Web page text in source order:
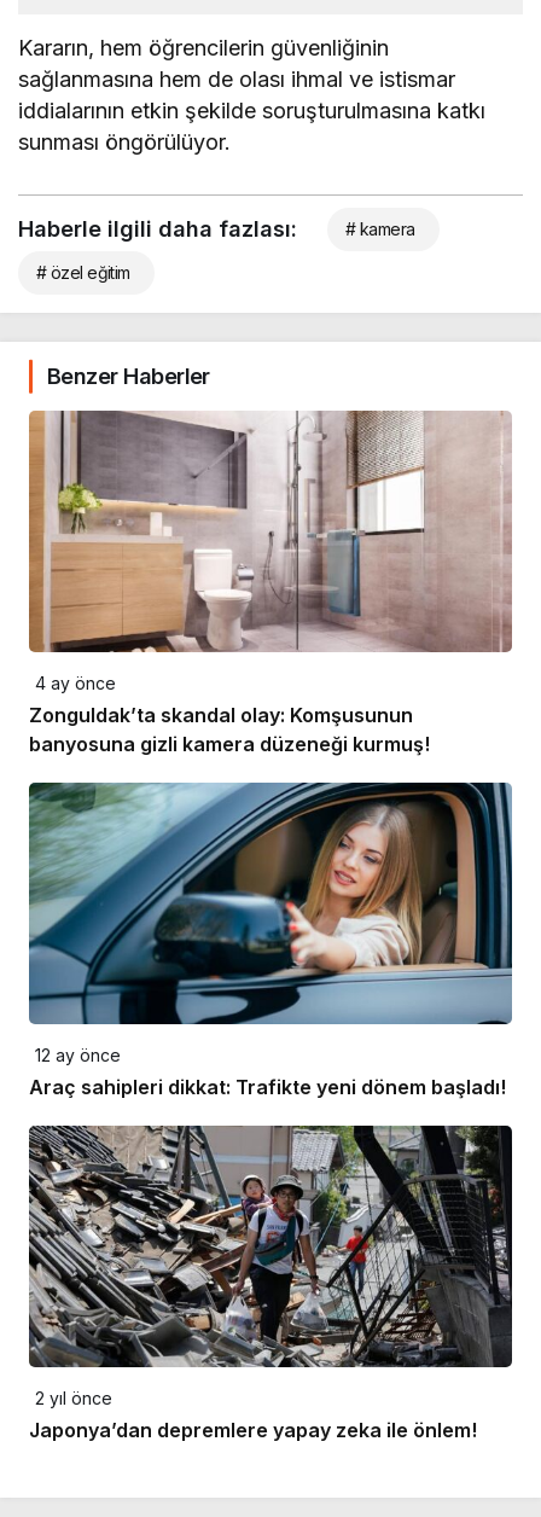
Kararın, hem öğrencilerin güvenliğinin
sağlanmasına hem de olası ihmal ve istismar
iddialarının etkin şekilde soruşturulmasına katkı
sunması öngörülüyor.
Haberle ilgili daha fazlası: # kamera
# özel eğitim
Benzer Haberler
4 ay önce
Zonguldak’ta skandal olay: Komşusunun
banyosuna gizli kamera düzeneği kurmuş!
12 ay önce
Araç sahipleri dikkat: Trafikte yeni dönem başladı!
2 yıl önce
Japonya’dan depremlere yapay zeka ile önlem!